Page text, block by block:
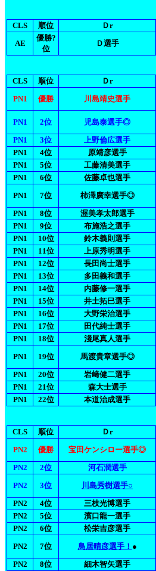
CLS 順位 Ｄr
AE
優勝?
位
Ｄ選手
CLS 順位 Ｄr
PN1
優勝 川島靖史選手
PN1
2位 児島泰選手◎
PN1
3位 上野倫広選手
PN1
4位 原靖彦選手
PN1
5位 工藤清美選手
PN1
6位 佐藤卓也選手
PN1
7位 柿澤廣幸選手◎
PN1
8位 渥美孝太郎選手
PN1
9位 布施浩之選手
PN1
10位 鈴木義則選手
PN1
11位 上原秀明選手
PN1
12位 長田尚士選手
PN1
13位 多田義和選手
PN1
14位 内藤修一選手
PN1
15位 井土拓巳選手
PN1
16位 大野栄治選手
PN1
17位 田代純士選手
PN1
18位 淺尾真人選手
PN1
19位 馬渡貴章選手◎
PN1
20位 岩﨑健二選手
PN1
21位 森大士選手
PN1
22位 本道治成選手
CLS 順位 Ｄr
PN2
優勝 宝田ケンシロー選手◎
PN2
2位 河石潤選手
PN2
3位 川島秀樹選手○
PN2
4位 三枝光博選手
PN2
5位 濱口龍一選手
PN2
6位 松栄吉彦選手
PN2
7位 鳥居晴彦選手！ ●
PN2
8位 細木智矢選手